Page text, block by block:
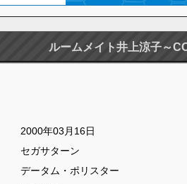
ルームメイト井上涼子～
2000年03月16日
セガサターン
データム・ポリスター